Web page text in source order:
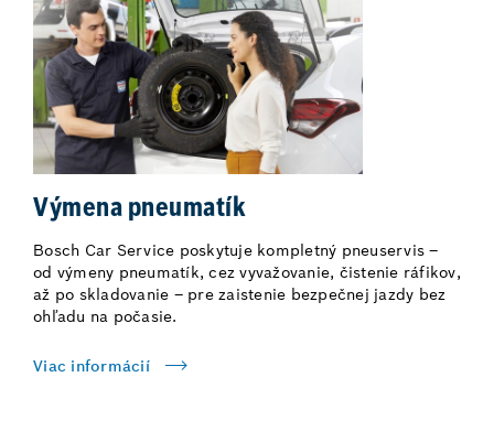
Výmena pneumatík
Bosch Car Service poskytuje kompletný pneuservis –
od výmeny pneumatík, cez vyvažovanie, čistenie ráfikov,
až po skladovanie – pre zaistenie bezpečnej jazdy bez
ohľadu na počasie.
Viac informácií